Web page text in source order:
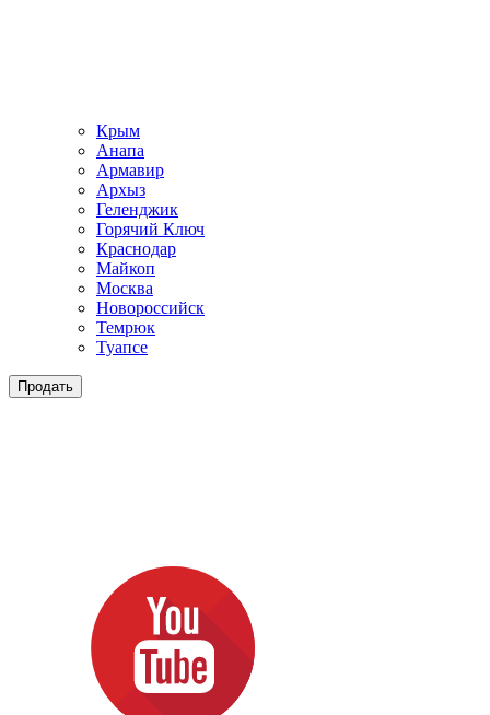
Крым
Анапа
Армавир
Архыз
Геленджик
Горячий Ключ
Краснодар
Майкоп
Москва
Новороссийск
Темрюк
Туапсе
Продать